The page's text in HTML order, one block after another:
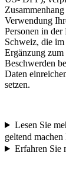
Verwendung
Personen in
Schweiz, die
Ergänzung
Beschwerden
Daten
setzen.
Lesen Sie
geltend machen
Erfahren Sie